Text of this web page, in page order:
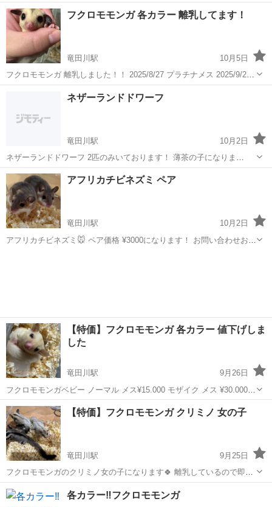
はお問い合わせください(^^)
奈良 北葛城郡 ペットショップ フクロモモンガ
フクロモモンガ 各カラー 離乳してます！
竜田川駅
10月5日
フクロモモンガ 離乳しました！！ 2025/8/27 プラチナメス 2025/9/25
ノーマルオス 2025/8/20 リューシメス 2025/9/15 ノーマル双子 オスメ
ス 2025/9/30 ホワイトフェイス オ...
竜田川駅 ペットショップ
ネザーランドドワーフ
竜田川駅
10月2日
ネザーランドドワーフ 2匹のみいております！ 薄茶の子になりま
す！！ 性別は不明とさせて頂きます！ お迎え費用 ¥10.000 血統書無
しになりますm(_ _)m まだまだベビーです！
奈良 生駒郡 竜田川駅 ペットショップ
ネザーランドドワーフ
アフリカチビネズミ ペア
竜田川駅
10月2日
アフリカチビネズミ🐭 ペア価格 ¥3000になります！ お問い合わせお待
【特価】フクロモモンガ 各カラー 値下げしま
した
竜田川駅
9月26日
フクロモモンガベビー ノーマル メス¥15.000 モザイク メス ¥30.000
クリミノ メス ¥45.000 ルビーレイ メス ¥50.000 本日お迎え可能です
(*^^*) お問い合わせお待ちしております🙇‍♀️
奈良 生駒郡 竜田川駅 ペットショップ フクロモモンガ
【特価】フクロモモンガ クリミノ 女の子
竜田川駅
9月25日
フクロモモンガのクリミノ女の子になります🍀 離乳しているので即お
迎え可能です☺️ お問い合わせお待ちしております！！ ¥45.000になり
ます！
奈良 ペットショップ
各カラー‼️フクロモモンガ